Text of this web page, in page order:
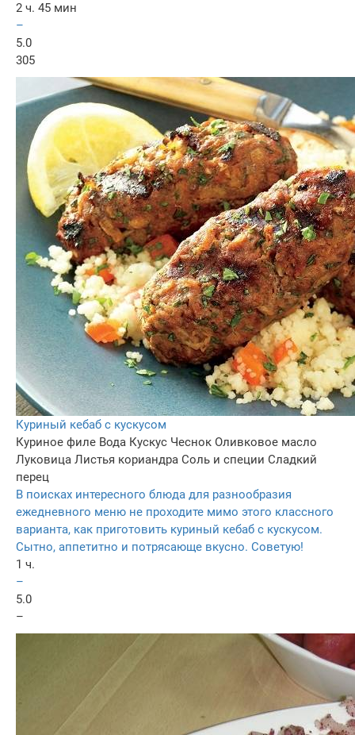
2 ч. 45 мин
–
5.0
305
Куриный кебаб с кускусом
Куриное филе Вода Кускус Чеснок Оливковое масло
Луковица Листья кориандра Соль и специи Сладкий
перец
В поисках интересного блюда для разнообразия
ежедневного меню не проходите мимо этого классного
варианта, как приготовить куриный кебаб с кускусом.
Сытно, аппетитно и потрясающе вкусно. Советую!
1 ч.
–
5.0
–